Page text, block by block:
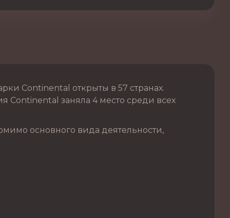
Continental открыты в 57 странах.
Continental заняла 4 место среди всех
основного вида деятельности,